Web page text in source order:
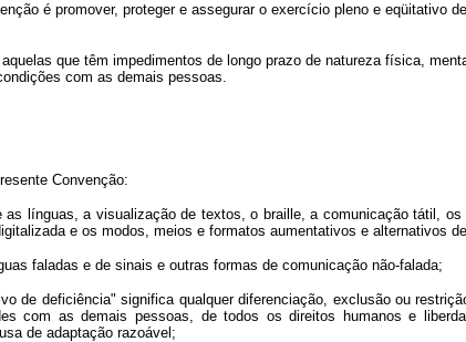
é promover, proteger e assegurar o exercício pleno e
que têm impedimentos de longo prazo de natureza física,
com as demais pessoas.
Convenção:
as línguas, a visualização de textos, o braille, a comunicação tátil,
e os modos, meios e formatos aumentativos e alternativos
faladas e de sinais e outras formas de comunicação não-falada;
de deficiência" significa qualquer diferenciação, exclusão ou
com as demais pessoas, de todos os direitos humanos e
de adaptação razoável;